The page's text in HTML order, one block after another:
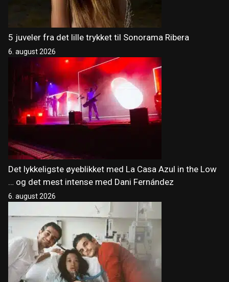
5 juveler fra det lille trykket til Sonorama Ribera
6. august 2026
Det lykkeligste øyeblikket med La Casa Azul in the Low
… og det mest intense med Dani Fernández
6. august 2026